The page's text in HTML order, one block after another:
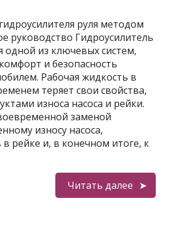
руля методом
руководство Гидроусилитель
одной из ключевых систем,
и безопасность
Рабочая жидкость в
теряет свои свойства,
износа насоса и рейки.
заменой
износу насоса,
рейке и, в конечном итоге, к
Читать далее